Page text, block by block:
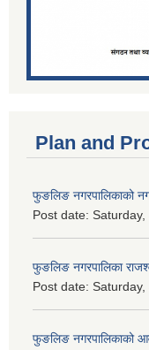
Plan and
फुङलिङ नगरपालिकाको
Post date:
फुङलिङ नगरपालिका
Post date:
फुङलिङ नगरपालिकाको